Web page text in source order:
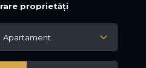
proprietăți
Apartament